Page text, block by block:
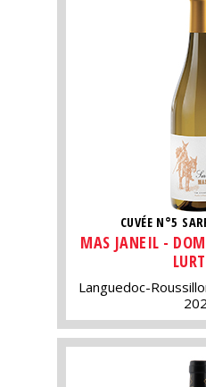
CUVÉE N°5
MAS JANEIL -
Languedoc-